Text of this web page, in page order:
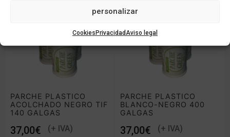
personalizar
CookiesPrivacidad Aviso legal
PARCHE PLASTICO
ACOLCHADO NEGRO TIF
140 GALGAS
€
PARCHE PLASTICO
BLANCO-NEGRO 400
GALGAS
€